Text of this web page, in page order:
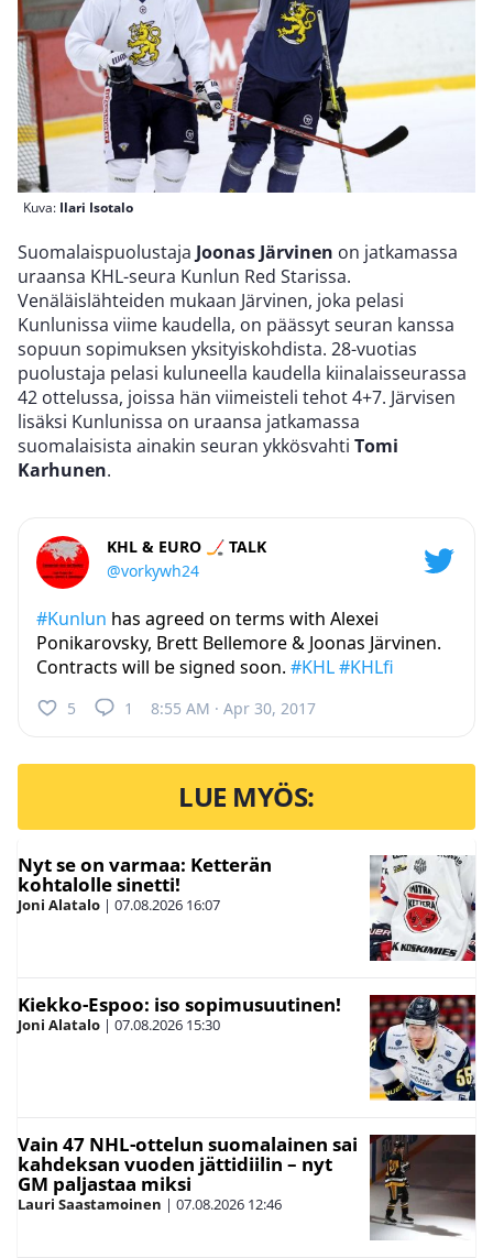
Kuva: Ilari Isotalo
Suomalaispuolustaja Joonas Järvinen on jatkamassa
uraansa KHL-seura Kunlun Red Starissa.
Venäläislähteiden mukaan Järvinen, joka pelasi
Kunlunissa viime kaudella, on päässyt seuran kanssa
sopuun sopimuksen yksityiskohdista. 28-vuotias
puolustaja pelasi kuluneella kaudella kiinalaisseurassa
42 ottelussa, joissa hän viimeisteli tehot 4+7. Järvisen
lisäksi Kunlunissa on uraansa jatkamassa
suomalaisista ainakin seuran ykkösvahti Tomi
Karhunen.
KHL & EURO 🏒 TALK
@vorkywh24
#Kunlun has agreed on terms with Alexei
Ponikarovsky, Brett Bellemore & Joonas Järvinen.
Contracts will be signed soon. #KHL#KHLfi
5 1 8:55 AM · Apr 30, 2017
LUE MYÖS:
Nyt se on varmaa: Ketterän
kohtalolle sinetti!
Joni Alatalo | 07.08.2026 16:07
Kiekko-Espoo: iso sopimusuutinen!
Joni Alatalo | 07.08.2026 15:30
Vain 47 NHL-ottelun suomalainen sai
kahdeksan vuoden jättidiilin – nyt
GM paljastaa miksi
Lauri Saastamoinen | 07.08.2026 12:46